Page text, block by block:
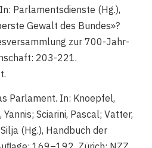
Parlamentsdienste (Hg.)‚
Gewalt des Bundes»?
zur 700-Jahr-
203-221.
Parlament. In: Knoepfel,
Sciarini, Pascal; Vatter,
(Hg.), Handbuch der